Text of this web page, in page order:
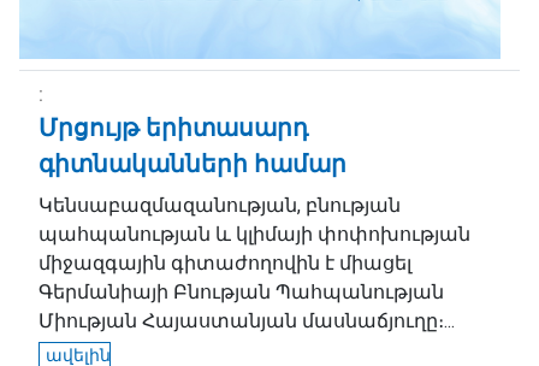
Մրցույթ երիտասարդ
գիտնականների համար
Կենսաբազմազանության, բնության
պահպանության և կլիմայի փոփոխության
միջազգային գիտաժողովին է միացել
Գերմանիայի Բնության Պահպանության
Միության Հայաստանյան մասնաճյուղը։...
ավելին